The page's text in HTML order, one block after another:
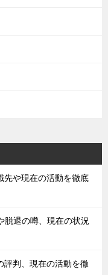
先や現在の活動を徹底
脱退の噂、現在の状況
評判、現在の活動を徹